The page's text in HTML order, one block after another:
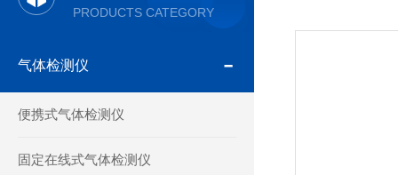
PRODUCTS CATEGORY
气体检测仪
便携式气体检测仪
固定在线式气体检测仪